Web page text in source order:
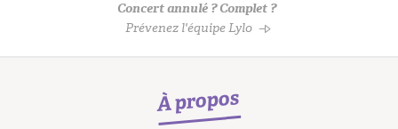
Concert annulé ? Complet ?
Prévenez l'équipe Lylo
À propos